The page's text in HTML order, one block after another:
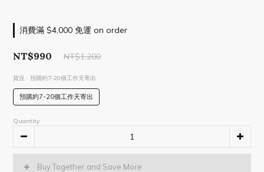
消費滿 $4,000 免運 on order
NT$990 NT$1,200
貨況 : 預購約7-20個工作天寄出
預購約7-20個工作天寄出
Quantity
Buy Together and Save More